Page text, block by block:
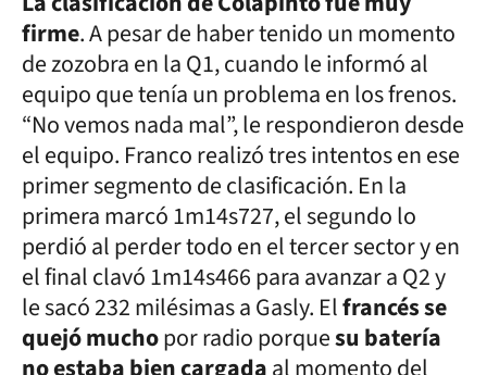
firme. A pesar de haber tenido un momento
de zozobra en la Q1, cuando le informó al
equipo que tenía un problema en los frenos.
“No vemos nada mal”, le respondieron desde
el equipo. Franco realizó tres intentos en ese
primer segmento de clasificación. En la
primera marcó 1m14s727, el segundo lo
perdió al perder todo en el tercer sector y en
el final clavó 1m14s466 para avanzar a Q2 y
le sacó 232 milésimas a Gasly. Elfrancés se
quejó muchopor radio porquesu batería